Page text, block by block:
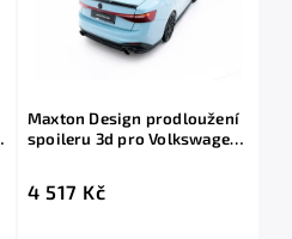
Maxton Design prodloužení
spoileru 3d pro Volkswagen
4 517 Kč